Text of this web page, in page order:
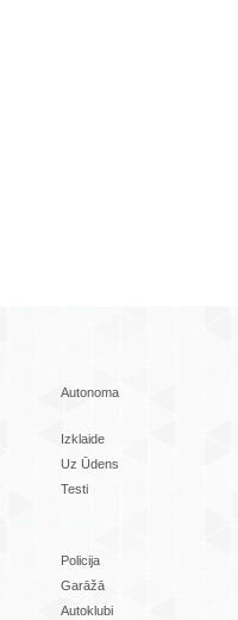
Autonoma
Izklaide
Uz Ūdens
Testi
Policija
Garāžā
Autoklubi